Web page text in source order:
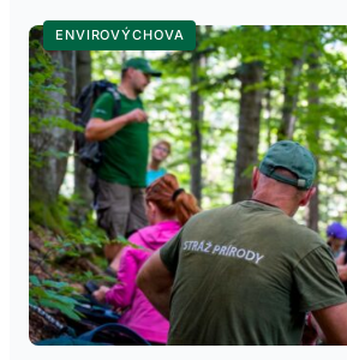
ENVIROVÝCHOVA